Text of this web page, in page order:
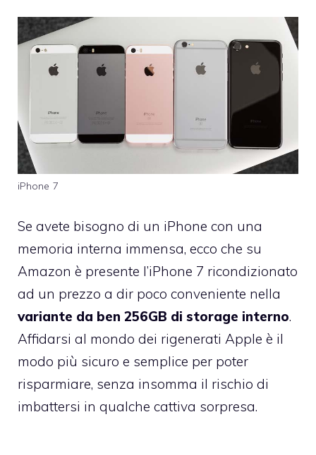
iPhone 7
Se avete bisogno di un iPhone con una
memoria interna immensa, ecco che su
Amazon è presente l’iPhone 7 ricondizionato
ad un prezzo a dir poco conveniente nella
variante da ben 256GB di storage interno.
Affidarsi al mondo dei rigenerati Apple è il
modo più sicuro e semplice per poter
risparmiare, senza insomma il rischio di
imbattersi in qualche cattiva sorpresa.